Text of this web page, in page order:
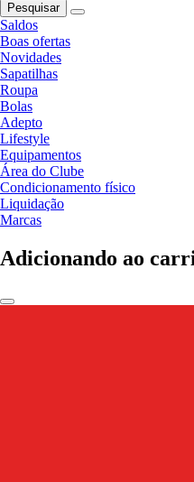
Pesquisar
Saldos
Boas ofertas
Novidades
Sapatilhas
Roupa
Bolas
Adepto
Lifestyle
Equipamentos
Área do Clube
Condicionamento físico
Liquidação
Marcas
Adicionando ao